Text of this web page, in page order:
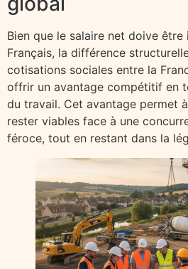
Bien que le salaire net doive
Français, la différence
cotisations sociales entre la
offrir un avantage compétitif en
du travail. Cet avantage permet
rester viables face à une
féroce, tout en restant dans la